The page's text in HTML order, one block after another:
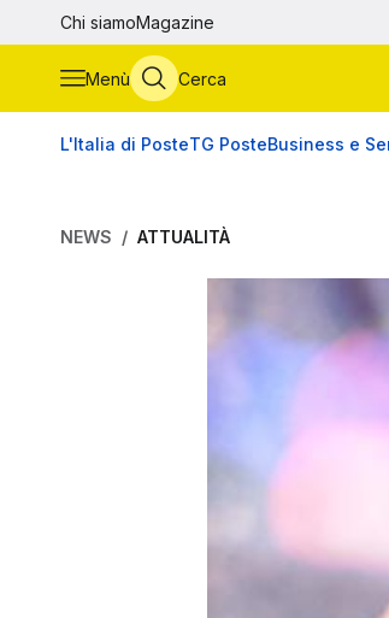
Vai al contenuto principale
Chi siamoMagazine
Menù Cerca
L'Italia di PosteTG PosteBusiness e
NEWS ATTUALITÀ